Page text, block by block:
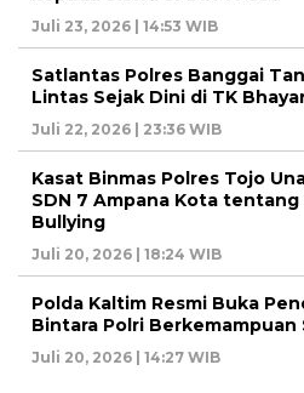
Juli 23, 2026 | 14:53 WIB
Satlantas Polres Banggai
Lintas Sejak Dini di TK
Juli 22, 2026 | 23:36 WIB
Kasat Binmas Polres Tojo
SDN 7 Ampana Kota
Bullying
Juli 20, 2026 | 18:24 WIB
Polda Kaltim Resmi Buka
Bintara Polri Berkemampuan
Juli 20, 2026 | 14:27 WIB